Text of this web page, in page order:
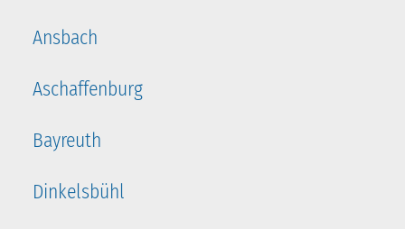
Ansbach
Aschaffenburg
Bayreuth
Dinkelsbühl